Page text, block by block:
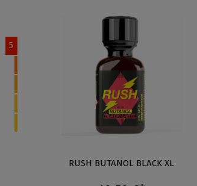
5
RUSH BUTANOL BLACK XL